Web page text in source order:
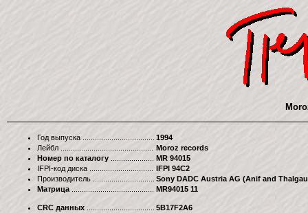
Год выпуска
1994
Лейбл
Moroz records
Номер по каталогу
MR 94015
IFPI-код диска
IFPI 94C2
Производитель
Sony DADC Austria AG (Anif and
Матрица
MR94015 11
CRC данных 5B17F2A6